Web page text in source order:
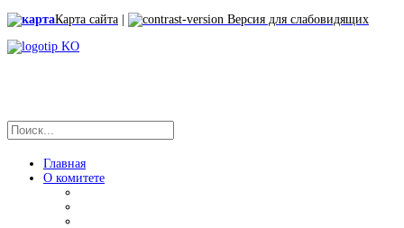
Карта сайта Версия для слабовидящих
Главная
О комитете